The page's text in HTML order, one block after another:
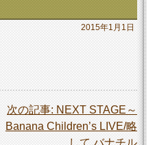
2015年1月1日
次の記事: NEXT STAGE～
Banana Children’s LIVE/略
して,バナチル